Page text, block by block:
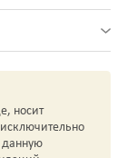
носит
данную